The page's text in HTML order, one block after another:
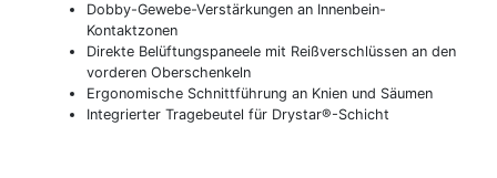
Dobby-Gewebe-Verstärkungen an Innenbein-
Kontaktzonen
Direkte Belüftungspaneele mit Reißverschlüssen an den
vorderen Oberschenkeln
Ergonomische Schnittführung an Knien und Säumen
Integrierter Tragebeutel für Drystar®-Schicht